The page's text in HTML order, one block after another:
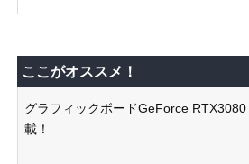
ここがオススメ！
グラフィックボードGeForce
載！